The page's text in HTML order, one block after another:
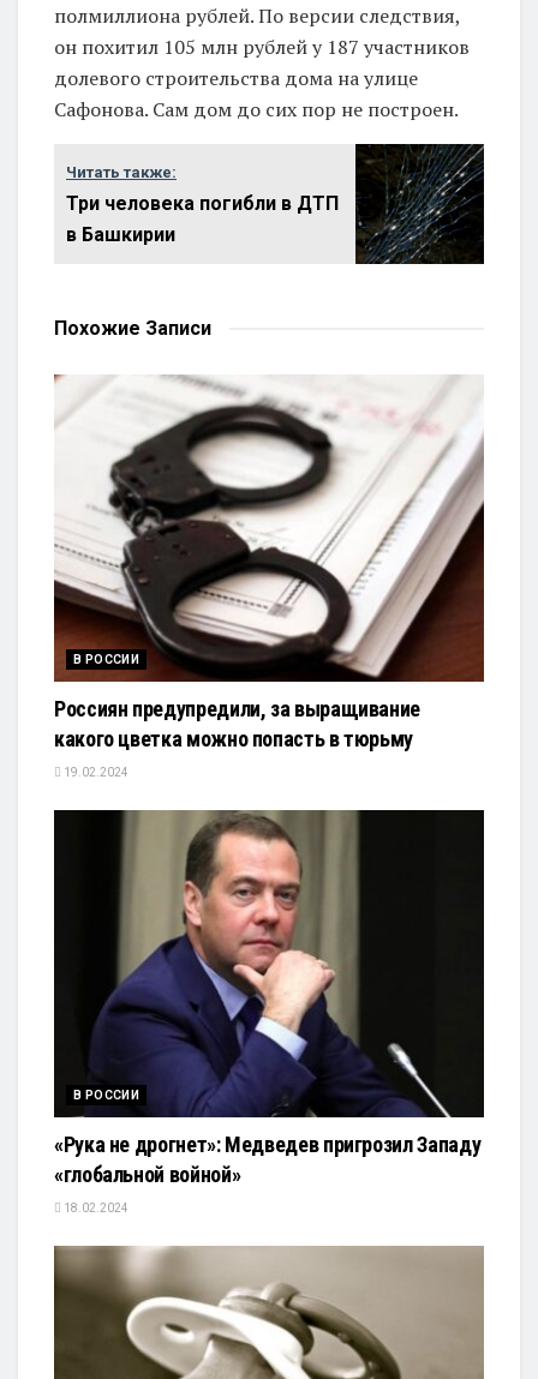
полмиллиона рублей. По версии следствия,
он похитил 105 млн рублей у 187 участников
долевого строительства дома на улице
Сафонова. Сам дом до сих пор не построен.
Читать также:
Три человека погибли в ДТП
в Башкирии
Похожие Записи
В РОССИИ
Россиян предупредили, за выращивание
какого цветка можно попасть в тюрьму
19.02.2024
В РОССИИ
«Рука не дрогнет»: Медведев пригрозил Западу
«глобальной войной»
18.02.2024